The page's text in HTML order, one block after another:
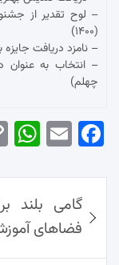
– لوح تقدیر از
(۱۴۰۰)
– نامزد دریافت جایزه
– انتخاب به عنوان
چهلم)
Fac
ok
Em
p
راهبری
نوشته‌ها
فضاهای